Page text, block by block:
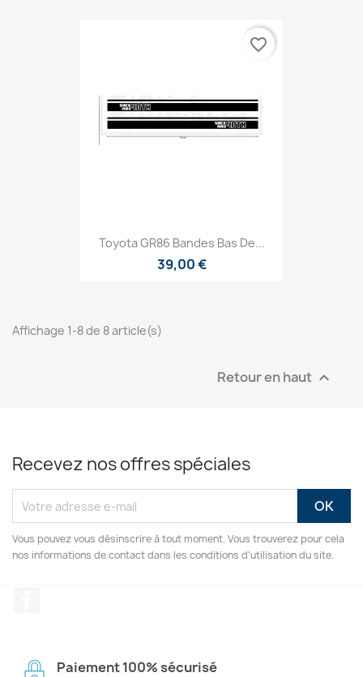
Toyota GR86 Bandes Bas De...
39,00 €
favorite_border
Affichage 1-8 de 8 article(s)
Retour en haut 
Recevez nos offres spéciales
Vous pouvez vous désinscrire à tout moment. Vous trouverez pour cela
nos informations de contact dans les conditions d'utilisation du site.
Paiement 100% sécurisé